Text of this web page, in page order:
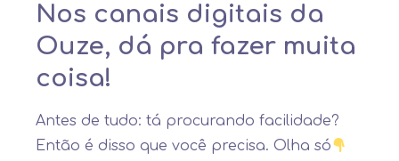
Nos canais digitais da
Ouze, dá pra fazer muita
coisa!
Antes de tudo: tá procurando facilidade?
Então é disso que você precisa. Olha só